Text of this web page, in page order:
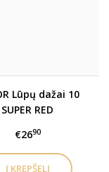
Lūpų dažai 10
SUPER RED
€2690